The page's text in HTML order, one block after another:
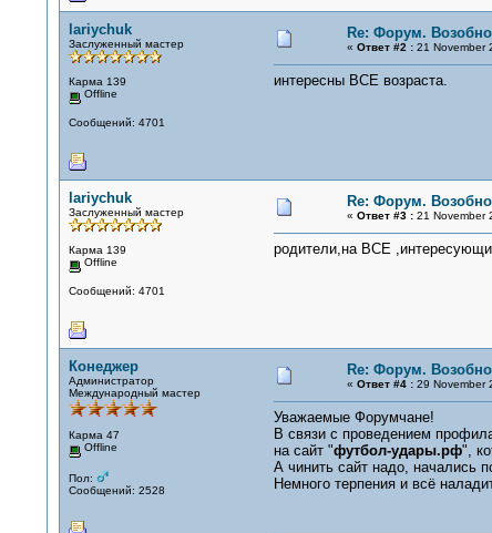
lariychuk
Заслуженный мастер
Карма 139
Offline
Сообщений: 4701
Re: Форум.
« Ответ #2 :21 November
интересны ВСЕ возраста.
lariychuk
Заслуженный мастер
Карма 139
Offline
Сообщений: 4701
Re: Форум.
« Ответ #3 :21 November
родители,на ВСЕ
Конеджер
Администратор
Международный мастер
Карма 47
Offline
Пол:
Сообщений: 2528
Re: Форум.
« Ответ #4 :29 November
Уважаемые Форумчане!
В связи с проведением
на сайт "футбол-удары.рф",
А чинить сайт надо, начались
Немного терпения и всё